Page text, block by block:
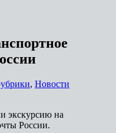
, Новости
экскурсию на
России.